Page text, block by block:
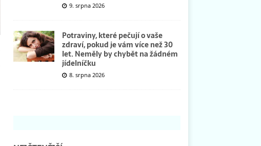
9. srpna 2026
Potraviny, které pečují o vaše
zdraví, pokud je vám více než 30
let. Neměly by chybět na žádném
jídelníčku
8. srpna 2026